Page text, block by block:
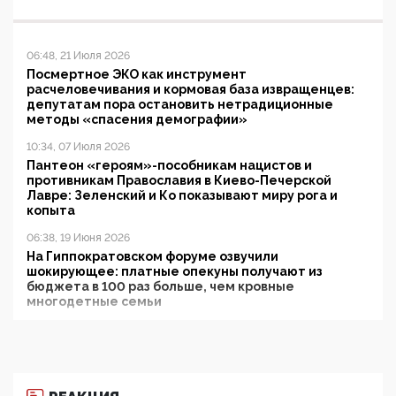
06:48, 21 Июля 2026
Посмертное ЭКО как инструмент
расчеловечивания и кормовая база извращенцев:
депутатам пора остановить нетрадиционные
методы «спасения демографии»
10:34, 07 Июля 2026
Пантеон «героям»-пособникам нацистов и
противникам Православия в Киево-Печерской
Лавре: Зеленский и Ко показывают миру рога и
копыта
06:38, 19 Июня 2026
На Гиппократовском форуме озвучили
шокирующее: платные опекуны получают из
бюджета в 100 раз больше, чем кровные
многодетные семьи